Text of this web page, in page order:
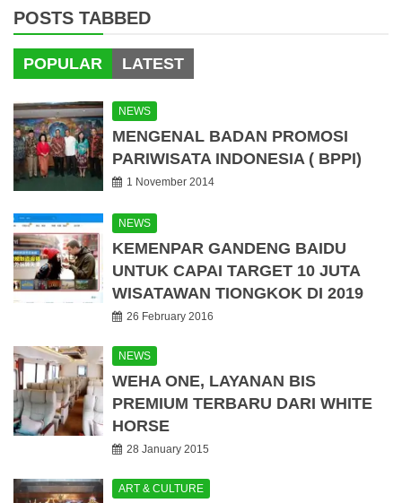
POSTS TABBED
POPULAR LATEST
NEWS
MENGENAL BADAN PROMOSI
PARIWISATA INDONESIA ( BPPI)
1 November 2014
NEWS
KEMENPAR GANDENG BAIDU
UNTUK CAPAI TARGET 10 JUTA
WISATAWAN TIONGKOK DI 2019
26 February 2016
NEWS
WEHA ONE, LAYANAN BIS
PREMIUM TERBARU DARI WHITE
HORSE
28 January 2015
ART & CULTURE